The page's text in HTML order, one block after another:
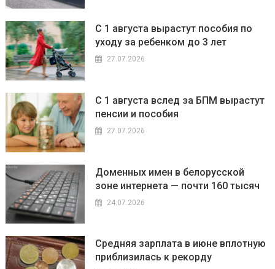
С 1 августа вырастут пособия по
уходу за ребенком до 3 лет
27.07.2026
С 1 августа вслед за БПМ вырастут
пенсии и пособия
27.07.2026
Доменных имен в белорусской
зоне интернета — почти 160 тысяч
24.07.2026
Средняя зарплата в июне вплотную
приблизилась к рекорду